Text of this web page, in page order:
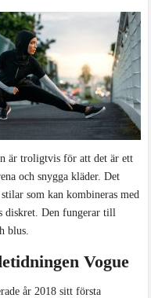
är troligtvis för att det är ett
och snygga kläder. Det
som kan kombineras med
diskret. Den fungerar till
blus.
Vogue
år 2018 sitt första